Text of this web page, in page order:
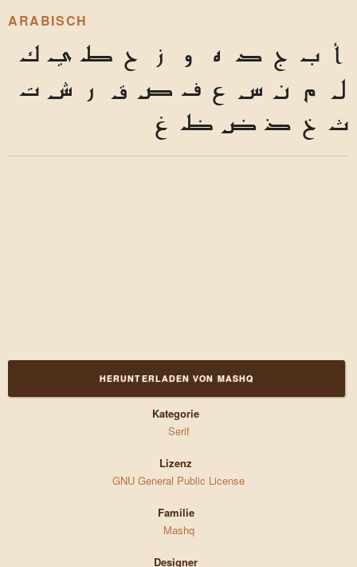
ARABISCH
أ ب ج د ه و ز ح ط ي ك
ل م ن س ع ف ص ق ر ش ت
ث خ ذ ض ظ غ
HERUNTERLADEN VON MASHQ
Kategorie
Serif
Lizenz
GNU General Public License
Familie
Mashq
Designer